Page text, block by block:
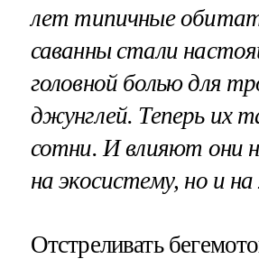
лет типичные
саванны стали
головной болью для
джунглей. Теперь их
сотни. И влияют они
на экосистему, но и
Отстреливать